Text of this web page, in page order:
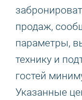
продаж,
параметры,
технику и
гостей
Указанные